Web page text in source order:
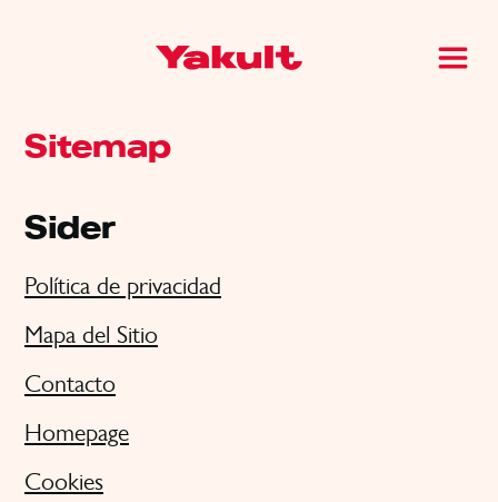
Sitemap
Sider
Política de privacidad
Mapa del Sitio
Contacto
Homepage
Cookies